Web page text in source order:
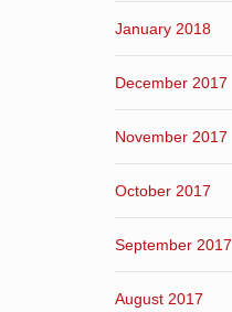
January 2018
December 2017
November 2017
October 2017
September 2017
August 2017